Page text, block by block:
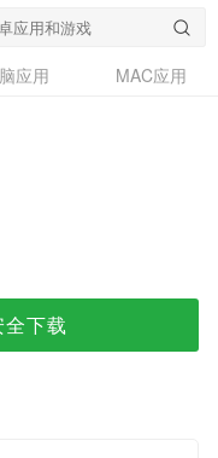
应用
MAC应用
全下载